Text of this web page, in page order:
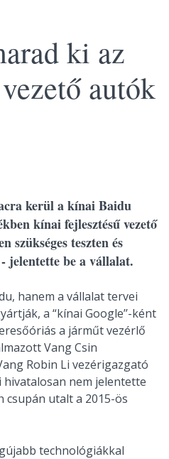
ki az
autók
kerül a kínai Baidu
kínai fejlesztésű vezető
szükséges teszten és
jelentette be a vállalat.
hanem a vállalat tervei
a “kínai Google’’-ként
a járműt vezérlő
Vang Csin
Robin Li vezérigazgató
nem jelentette
utalt a 2015-ös
technológiákkal